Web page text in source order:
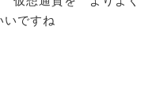
ですね